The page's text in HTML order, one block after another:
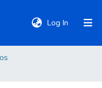
Log In (current)